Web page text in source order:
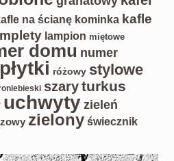
na ścianę kominka kafle
lampion miętowe
domu numer
płytki różowy stylowe
szaryturkus
uchwyty zieleń
zielony świecznik